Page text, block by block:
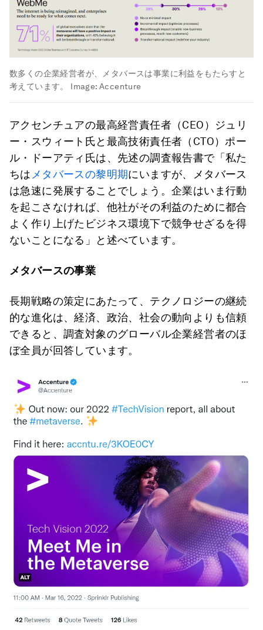
数多くの企業経営者が、メタバースは事業に利益をもたらすと
考えています。
Image:Accenture
アクセンチュアの最高経営責任者（CEO）ジュリ
ー・スウィート氏と最高技術責任者（CTO）ポー
ル・ドーアティ氏は、先述の調査報告書で「私た
ちはメタバースの黎明期にいますが、メタバース
は急速に発展することでしょう。企業はいま行動
を起こさなければ、他社がその利益のために都合
よく作り上げたビジネス環境下で競争せざるを得
ないことになる」と述べています。
メタバースの事業
長期戦略の策定にあたって、テクノロジーの継続
的な進化は、経済、政治、社会の動向よりも信頼
できると、調査対象のグローバル企業経営者のほ
ぼ全員が回答しています。